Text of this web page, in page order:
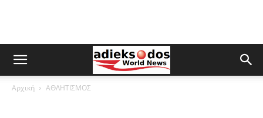
Αρχική ΑΘΛΗΤΙΣΜΟΣ